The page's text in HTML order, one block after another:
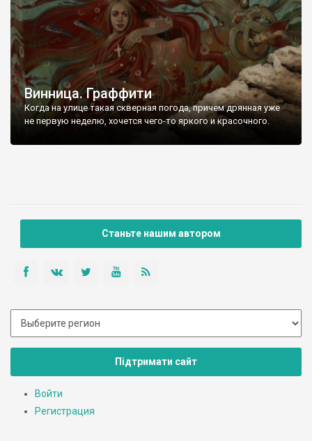
Винница. Граффити
Когда на улице такая скверная погода, причем дрянная уже
не первую неделю, хочется чего-то яркого и красочного.
Станьте нашим автором
Підтримати сайт
Войти
Регистрация